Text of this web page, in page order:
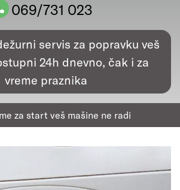
069/731 023
servis za popravku veš
24h dnevno, čak i za
vreme praznika
za start veš mašine ne radi